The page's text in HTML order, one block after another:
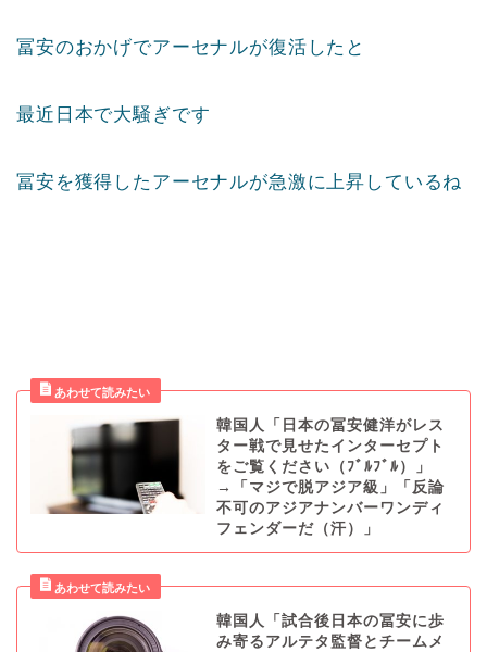
冨安のおかげでアーセナルが復活したと
最近日本で大騒ぎです
冨安を獲得したアーセナルが急激に上昇しているね
韓国人「日本の冨安健洋がレス
ター戦で見せたインターセプト
をご覧ください（ﾌﾞﾙﾌﾞﾙ）」
→「マジで脱アジア級」「反論
不可のアジアナンバーワンディ
フェンダーだ（汗）」
韓国人「試合後日本の冨安に歩
み寄るアルテタ監督とチームメ